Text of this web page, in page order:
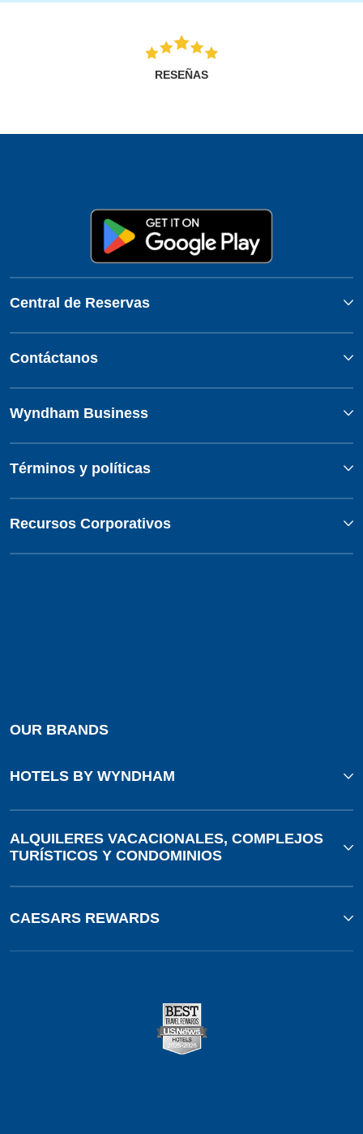
RESEÑAS
Central de Reservas
Contáctanos
Wyndham Business
Términos y políticas
Recursos Corporativos
OUR BRANDS
HOTELS BY WYNDHAM
ALQUILERES VACACIONALES, COMPLEJOS
TURÍSTICOS Y CONDOMINIOS
CAESARS REWARDS